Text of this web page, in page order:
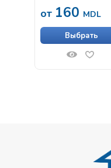
от 160 MDL
Выбрать